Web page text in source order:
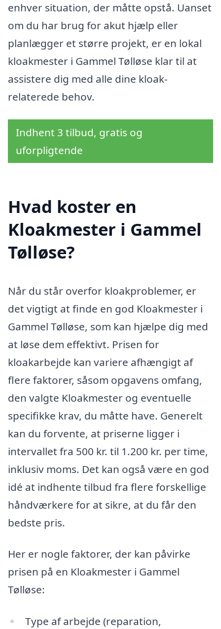
enhver situation, der måtte opstå. Uanset
om du har brug for akut hjælp eller
planlægger et større projekt, er en lokal
kloakmester i Gammel Tølløse klar til at
assistere dig med alle dine kloak-
relaterede behov.
Indhent 3 tilbud, gratis og
uforpligtende
Hvad koster en
Kloakmester i Gammel
Tølløse?
Når du står overfor kloakproblemer, er
det vigtigt at finde en god Kloakmester i
Gammel Tølløse, som kan hjælpe dig med
at løse dem effektivt. Prisen for
kloakarbejde kan variere afhængigt af
flere faktorer, såsom opgavens omfang,
den valgte Kloakmester og eventuelle
specifikke krav, du måtte have. Generelt
kan du forvente, at priserne ligger i
intervallet fra 500 kr. til 1.200 kr. per time,
inklusiv moms. Det kan også være en god
idé at indhente tilbud fra flere forskellige
håndværkere for at sikre, at du får den
bedste pris.
Her er nogle faktorer, der kan påvirke
prisen på en Kloakmester i Gammel
Tølløse:
Type af arbejde (reparation,